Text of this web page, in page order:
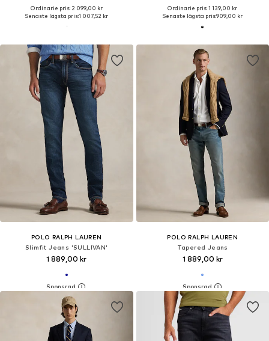
Ordinarie pris: 2 099,00 kr
Senaste lägsta pris:1 007,52 kr
Ordinarie pris: 1 139,00 kr
Senaste lägsta pris:909,00 kr
POLO RALPH LAUREN
Slimfit Jeans 'SULLIVAN'
1 889,00 kr
POLO RALPH LAUREN
Tapered Jeans
1 889,00 kr